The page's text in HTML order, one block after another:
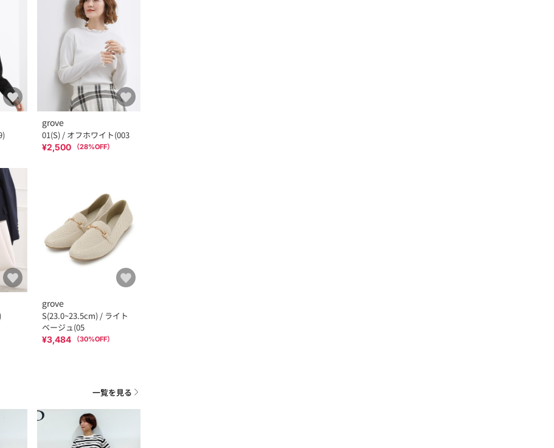
grove
01(S) / オフホワイト(003
¥2,500 （28%OFF）
grove
S(23.0~23.5cm) / ライト
ベージュ(05
¥3,484 （30%OFF）
一覧を見る